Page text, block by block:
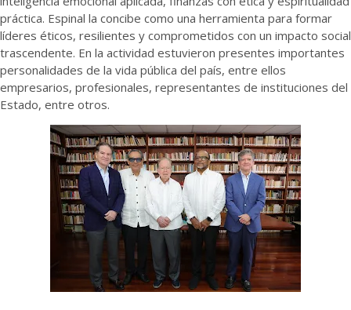
práctica. Espinal la concibe como una herramienta para formar
líderes éticos, resilientes y comprometidos con un impacto social
trascendente. En la actividad estuvieron presentes importantes
personalidades de la vida pública del país, entre ellos
empresarios, profesionales, representantes de instituciones del
Estado, entre otros.